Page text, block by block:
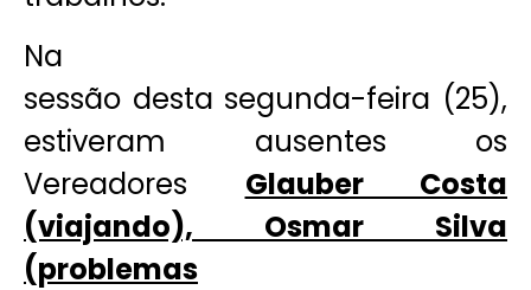
Na
sessão desta segunda-feira (25),
estiveram ausentes os
Vereadores Glauber Costa
(viajando), Osmar Silva
(problemas